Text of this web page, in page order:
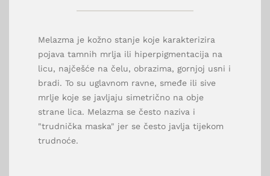
Melazma je kožno stanje koje karakterizira
pojava tamnih mrlja ili hiperpigmentacija na
licu, najčešće na čelu, obrazima, gornjoj usni i
bradi. To su uglavnom ravne, smeđe ili sive
mrlje koje se javljaju simetrično na obje
strane lica. Melazma se često naziva i
"trudnička maska" jer se često javlja tijekom
trudnoće.